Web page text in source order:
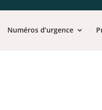
Numéros d’urgence